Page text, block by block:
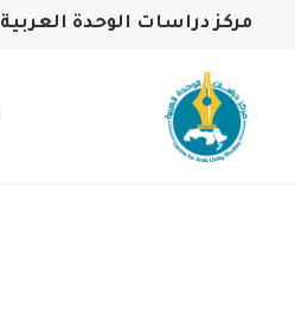
مركز دراسات الوحدة العربية